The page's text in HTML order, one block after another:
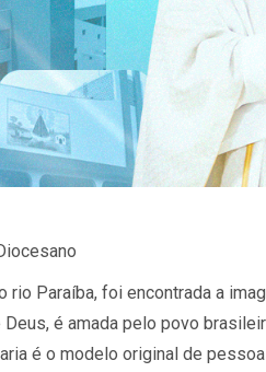
rio Paraíba, foi encontrada a
Deus, é amada pelo povo
é o modelo original de